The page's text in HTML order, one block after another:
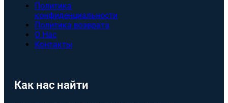
Политика
конфиденциальности
Политика возврата
О Нас
Контакты
Как нас найти